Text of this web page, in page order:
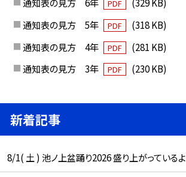
PDF
通知表の見方 5年
PDF
(318 KB)
通知表の見方 4年
PDF
(281 KB)
通知表の見方 3年
PDF (230 KB)
新着記事
8/1( 土 ) 池ノ上盆踊り2026 盛り上がっているよ